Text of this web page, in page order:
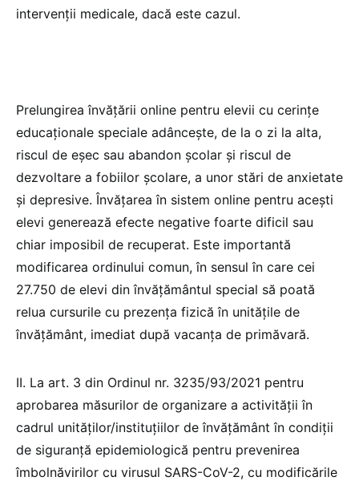
intervenții medicale, dacă este cazul.
Prelungirea învățării online pentru elevii cu cerințe
educaționale speciale adâncește, de la o zi la alta,
riscul de eșec sau abandon școlar și riscul de
dezvoltare a fobiilor școlare, a unor stări de anxietate
și depresive. Învățarea în sistem online pentru acești
elevi generează efecte negative foarte dificil sau
chiar imposibil de recuperat. Este importantă
modificarea ordinului comun, în sensul în care cei
27.750 de elevi din învățământul special să poată
relua cursurile cu prezența fizică în unitățile de
învățământ, imediat după vacanța de primăvară.
II. La art. 3 din Ordinul nr. 3235/93/2021 pentru
aprobarea măsurilor de organizare a activităţii în
cadrul unităţilor/instituţiilor de învăţământ în condiţii
de siguranţă epidemiologică pentru prevenirea
îmbolnăvirilor cu virusul SARS-CoV-2, cu modificările